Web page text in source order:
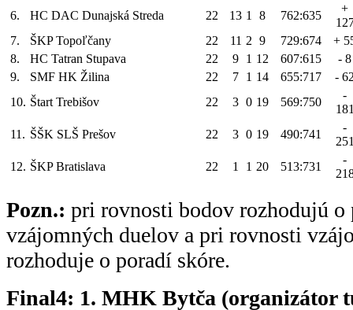
6.
HC DAC Dunajská Streda 22 13 1 8 762:635
+
7.
ŠKP Topoľčany 22 11 2 9 729:674
+
8.
HC Tatran Stupava 22 9 1 12 607:615
- 8
9.
SMF HK Žilina 22 7 1 14 655:717
-
10. Štart Trebišov 22 3 0 19 569:750
-
11. ŠŠK SLŠ Prešov 22 3 0 19 490:741
-
12. ŠKP Bratislava 22 1 1 20 513:731
-
Pozn.: pri rovnosti bodov rozhodujú o
vzájomných duelov a pri rovnosti
rozhoduje o poradí skóre.
Final4: 1. MHK Bytča (organizátor